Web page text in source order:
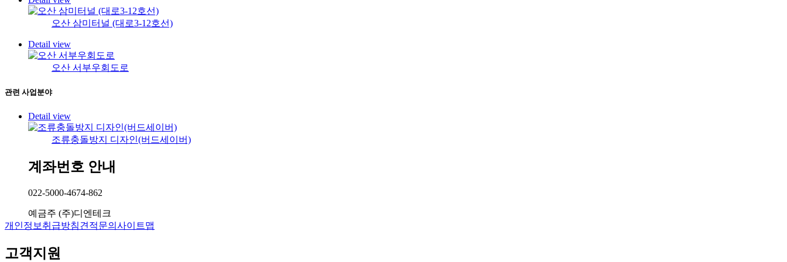
오산 삼미터널 (대로3-12호선)
Detail view
오산 서부우회도로
관련 사업분야
Detail view
조류충돌방지 디자인(버드세이버)
계좌번호 안내
022-5000-4674-862
예금주 (주)디엔테크
개인정보취급방침견적문의 사이트맵
고객지원